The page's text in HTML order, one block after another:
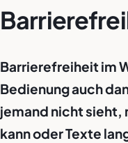
Barrierefreiheit im
Bedienung auch
jemand nicht sieht,
kann oder Texte